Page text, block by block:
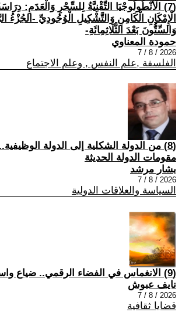
(7) الْأَنْطُولُوجْيَا التِّقْنِيَّةُ لِلسِّحْرِ وَالْعَدَمِ:
الْإِمْكَانِ الْكَامِنِ وَالتَّشْكِيلِ الْوُجُودِيِّ -الجُزْءُ
وَالسِّتُّونَ بَعْدَ الثَّلَاثِمِائَةِ-
حمودة المعناوي
2026 / 8 / 7
الفلسفة ,علم النفس , وعلم الاجتماع
(8) من الدولة الشكلية إلى الدولة
مقومات الدولة الحديثة
بشار مرشد
2026 / 8 / 7
السياسة والعلاقات الدولية
(9) الانغماس في الفضاء الرقمي.. ضياع واستلاب
نايف عبوش
2026 / 8 / 7
قضايا ثقافية